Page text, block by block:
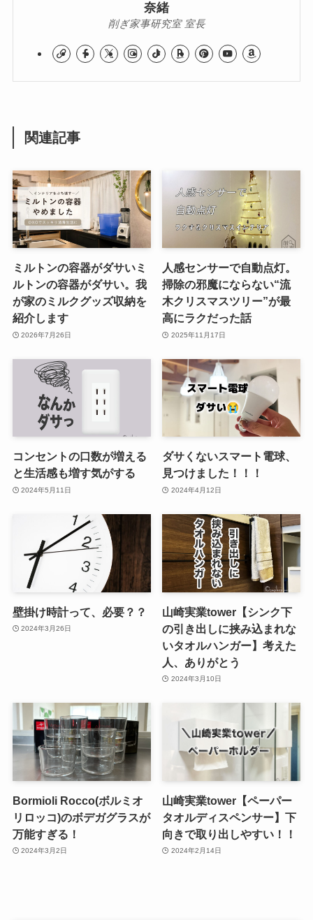
奈緒
削ぎ家事研究室 室長
関連記事
ミルトンの容器がダサいミ
ルトンの容器がダサい。我
が家のミルクグッズ収納を
紹介します
2026年7月26日
人感センサーで自動点灯。
掃除の邪魔にならない“流
木クリスマスツリー”が最
高にラクだった話
2025年11月17日
コンセントの口数が増える
と生活感も増す気がする
2024年5月11日
ダサくないスマート電球、
見つけました！！！
2024年4月12日
壁掛け時計って、必要？？
2024年3月26日
山崎実業tower【シンク下
の引き出しに挟み込まれな
いタオルハンガー】考えた
人、ありがとう
2024年3月10日
Bormioli Rocco(ボルミオ
リロッコ)のボデガグラスが
万能すぎる！
2024年3月2日
山崎実業tower【ペーパー
タオルディスペンサー】下
向きで取り出しやすい！！
2024年2月14日